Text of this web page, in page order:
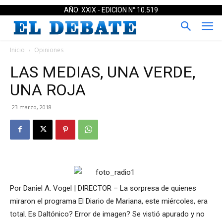
AÑO: XXIX - EDICION N°:10.519
Inicio Opiniones
LAS MEDIAS, UNA VERDE,
UNA ROJA
23 marzo, 2018
Por Daniel A. Vogel | DIRECTOR – La sorpresa de quienes
miraron el programa El Diario de Mariana, este miércoles, era
total. Es Daltónico? Error de imagen? Se vistió apurado y no